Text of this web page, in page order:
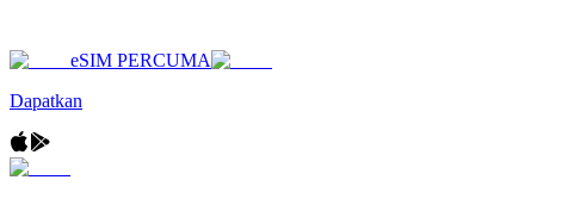
eSIM PERCUMA
Dapatkan